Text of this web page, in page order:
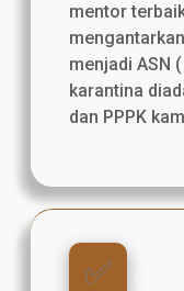
mentor
menjadi ASN
karantina
dan PPPK
✅️